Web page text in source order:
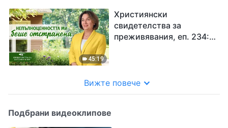
45:19
Християнски
свидетелства за
преживявания, еп. 234:
Вижте повече
Подбрани видеоклипове